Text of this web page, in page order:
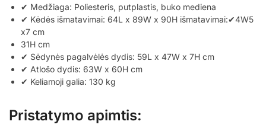
✔ Medžiaga: Poliesteris, putplastis, buko mediena
✔ Kėdės išmatavimai: 64L x 89W x 90H išmatavimai:✔4W5
x7 cm
31H cm
✔ Sėdynės pagalvėlės dydis: 59L x 47W x 7H cm
✔ Atlošo dydis: 63W x 60H cm
✔ Keliamoji galia: 130 kg
Pristatymo apimtis: